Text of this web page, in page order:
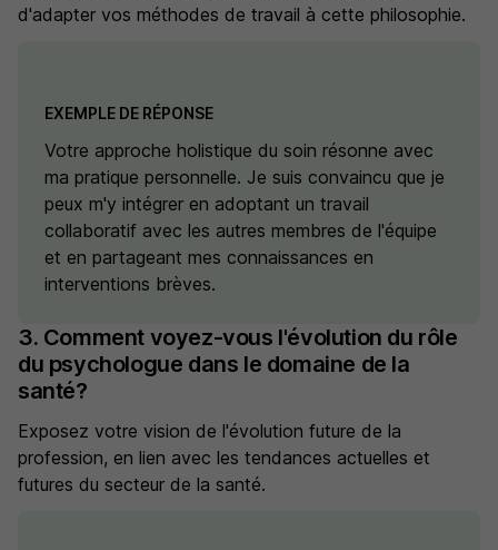
d'adapter vos méthodes de travail à cette philosophie.
EXEMPLE DE RÉPONSE
Votre approche holistique du soin résonne avec
ma pratique personnelle. Je suis convaincu que je
peux m'y intégrer en adoptant un travail
collaboratif avec les autres membres de l'équipe
et en partageant mes connaissances en
interventions brèves.
3. Comment voyez-vous l'évolution du rôle
du psychologue dans le domaine de la
santé?
Exposez votre vision de l'évolution future de la
profession, en lien avec les tendances actuelles et
futures du secteur de la santé.